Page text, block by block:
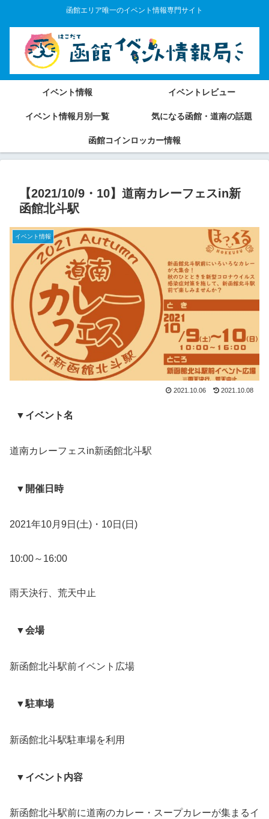
函館エリア唯一のイベント情報専門サイト
イベント情報 イベントレビュー
イベント情報月別一覧 気になる函館・道南の話題
函館コインロッカー情報
【2021/10/9・10】道南カレーフェスin新
函館北斗駅
イベント情報
2021.10.06 2021.10.08
▼イベント名
道南カレーフェスin新函館北斗駅
▼開催日時
2021年10月9日(土)・10日(日)
10:00～16:00
雨天決行、荒天中止
▼会場
新函館北斗駅前イベント広場
▼駐車場
新函館北斗駅駐車場を利用
▼イベント内容
新函館北斗駅前に道南のカレー・スープカレーが集まるイ